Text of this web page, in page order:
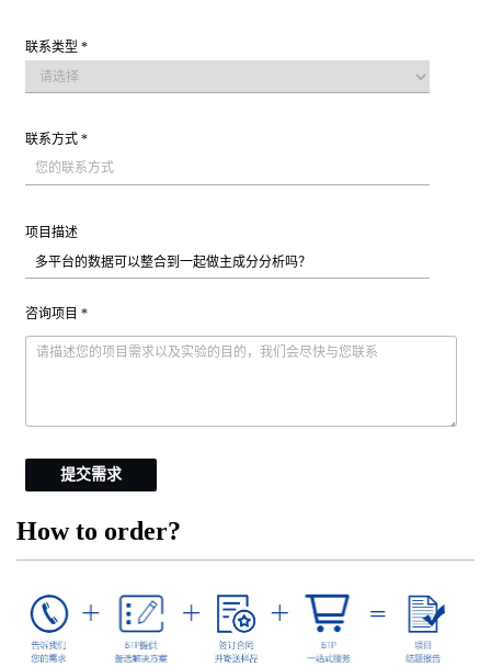
联系类型 *
联系方式 *
项目描述
咨询项目 *
提交需求
How to order?